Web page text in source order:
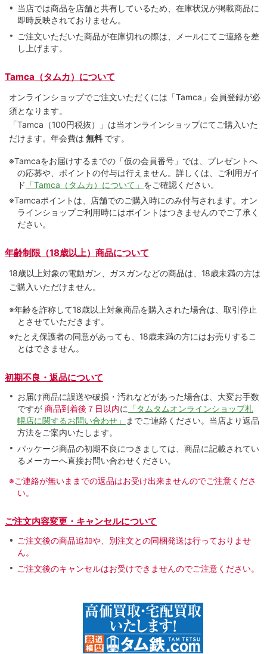
当店では商品を店舗と共有しているため、在庫状況が掲載商品に
即時反映されておりません。
ご注文いただいた商品が在庫切れの際は、メールにてご連絡を差
し上げます。
Tamca（タムカ）について
オンラインショップでご注⽂いただくには「Tamca」会員登録が必
須となります。
「Tamca （100円税抜）
」は当オンラインショップにてご購⼊いた
だけます。 年会費は 無料 です。
※Tamcaをお届けするまでの「仮の会員番号」では、プレゼントへ
の応募や、ポイントの付与は⾏えません。詳しくは、ご利⽤ガイ
ド 「Tamca（タムカ）について」 をご確認ください。
※Tamcaポイントは、店舗でのご購⼊時にのみ付与されます。オン
ラインショップご利用時にはポイントはつきませんのでご了承く
ださい。
年齢制限（18歳以上）商品について
18歳以上対象の電動ガン、ガスガンなどの商品は、18歳未満の方は
ご購入いただけません。
※年齢を詐称して18歳以上対象商品を購入された場合は、取引停止
とさせていただきます。
※たとえ保護者の同意があっても、18歳未満の方にはお売りするこ
とはできません。
初期不良・返品について
お届け商品に誤送や破損・汚れなどがあった場合は、大変お手数
ですが 商品到着後７日以内に 「タムタムオンラインショップ札
幌店に関するお問い合わせ」
までご連絡ください。当店より返品
方法をご案内いたします。
パッケージ商品の初期不良につきましては、商品に記載されてい
るメーカーへ直接お問い合わせください。
※ご連絡が無いままでの返品はお受け出来ませんのでご注意くださ
い。
ご注文内容変更・キャンセルについて
ご注文後の商品追加や、別注文との同梱発送は行っておりませ
ん。
ご注文後のキャンセルはお受けできませんのでご注意ください。